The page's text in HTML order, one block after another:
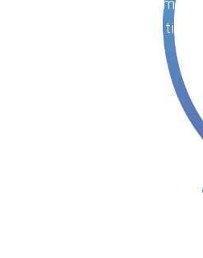
kỹ năng hơn nhiều. Em cảm
tiếp